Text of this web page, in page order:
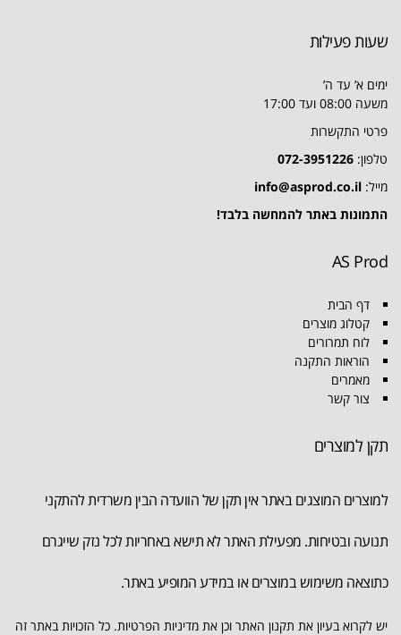
שעות פעילות
ימים א’ עד ה’
משעה 08:00 ועד 17:00
פרטי התקשרות
טלפון: 072-3951226
מייל: info@asprod.co.il
התמונות באתר להמחשה בלבד!
AS Prod
דף הבית
קטלוג מוצרים
לוח תמרורים
הוראות התקנה
מאמרים
צור קשר
תקן למוצרים
למוצרים המוצגים באתר אין תקן של הוועדה הבין משרדית להתקני
תנועה ובטיחות. מפעילת האתר לא תישא באחריות לכל נזק שייגרם
כתוצאה משימוש במוצרים או במידע המופיע באתר.
יש לקרוא בעיון את תקנון האתר וכן את מדיניות הפרטיות. כל הזכויות באתר זה